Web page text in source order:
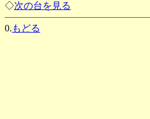
◇次の台を見る
0. もどる